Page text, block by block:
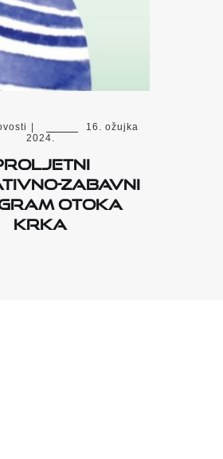
|
16. ožujka
2024.
zabavni
otoka
Krka